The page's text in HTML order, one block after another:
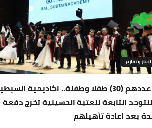
اخبار وتقارير
بلغ عددهم (30) طفلا وطفلة.. اكاديمية
التابعة للعتبة الحسينية تخرج دفعة
بعد اعادة تأهيلهم